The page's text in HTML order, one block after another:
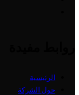
الرئيسية
حول الشركة